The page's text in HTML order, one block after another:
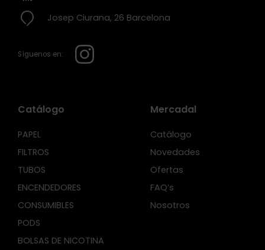
Josep Ciurana, 26 Barcelona
Síguenos en:
Catálogo
PAPEL
FILTROS
TUBOS
ENCENDEDORES
CONSUMIBLES
PODS
BOLSAS DE NICOTINA
Mercadal
Catálogo
Novedades
Ofertas
FAQ’s
Nosotros